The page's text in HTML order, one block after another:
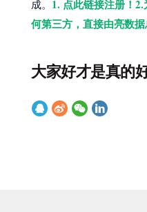
成。 1. 点此链接注册！
何第三方，直接由亮数据
大家好才是真的